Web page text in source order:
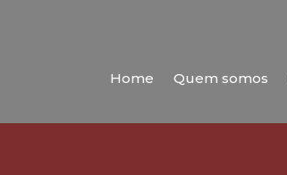
Home Quem somos